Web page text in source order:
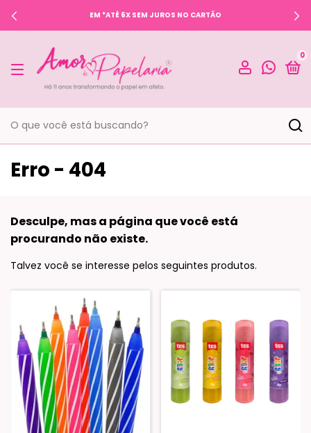
EM *ATÉ 6X SEM JUROS NO CARTÃO
0
Erro - 404
Desculpe, mas a página que você está
procurando não existe.
Talvez você se interesse pelos seguintes produtos.